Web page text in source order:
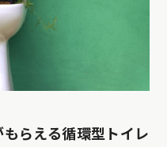
らえる循環型トイレ